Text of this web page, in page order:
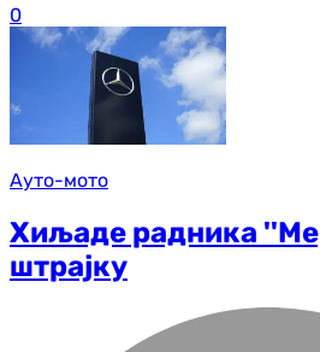
0
Ауто-мото
Хиљаде радника
штрајку